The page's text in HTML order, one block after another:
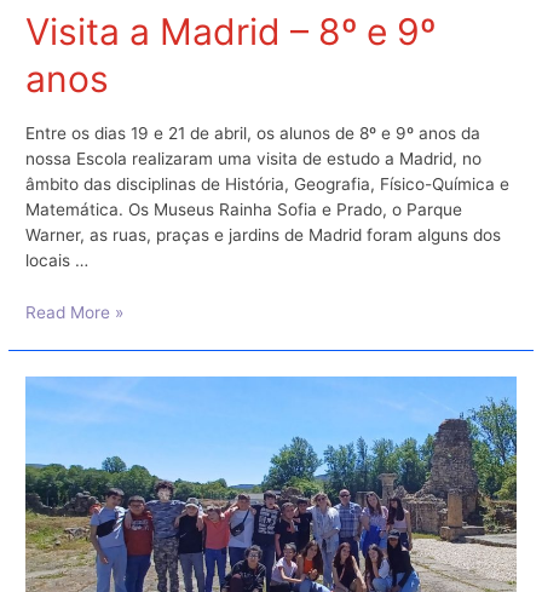
Visita a Madrid – 8º e 9º
anos
Entre os dias 19 e 21 de abril, os alunos de 8º e 9º anos da
nossa Escola realizaram uma visita de estudo a Madrid, no
âmbito das disciplinas de História, Geografia, Físico-Química e
Matemática. Os Museus Rainha Sofia e Prado, o Parque
Warner, as ruas, praças e jardins de Madrid foram alguns dos
locais …
Visita
9º
anos
Read More »